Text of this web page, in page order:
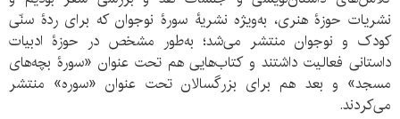
نشریات حوزۀ هنری، به‌ویژه نشریۀ سورۀ نوجوان که برای ردۀ سنّی
کودک و نوجوان منتشر می‌شد؛ به‌طور مشخص در حوزۀ ادبیات
داستانی فعالیت داشتند و کتاب‌هایی هم تحت عنوان «سورۀ بچه‌های
مسجد» و بعد هم برای بزرگسالان تحت عنوان «سوره» منتشر
می‌کردند.